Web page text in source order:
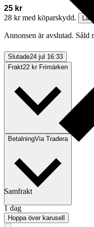
25 kr
28 kr med köparskydd.
Läs
Annonsen är avslutad. Såld
Slutade24 jul 16:33
Frakt22 kr Frimärken
BetalningVia Tradera
Traderas köparskydd
Samfrakt
1 dag
Hoppa över karusell